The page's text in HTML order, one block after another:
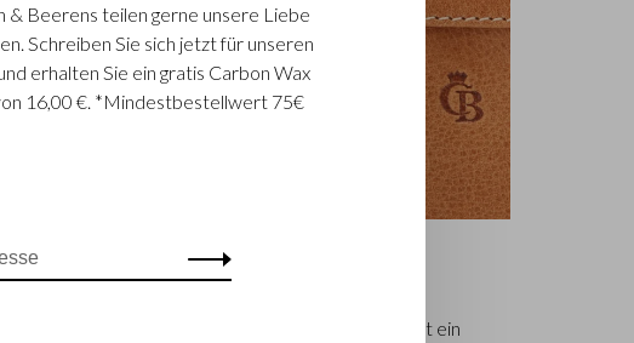
Waalwijk ansässige Firma Castelijn & Beerens ist ein
& Beerens teilen gerne unsere Liebe
Schreiben Sie sich jetzt für unseren
erhalten Sie ein gratis Carbon Wax
16,00 €. *Mindestbestellwert 75€